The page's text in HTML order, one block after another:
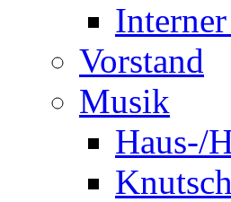
Vorstand
Musik
Haus-/